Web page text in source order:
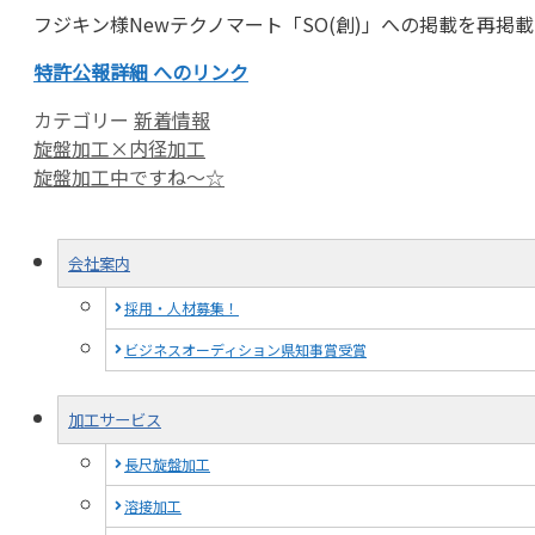
フジキン様Newテクノマート「SO(創)」への掲載を再掲
特許公報詳細 へのリンク
カテゴリー 新着情報
旋盤加工×内径加工
旋盤加工中ですね～☆
会社案内
採用・人材募集！
ビジネスオーディション県知事賞受賞
加工サービス
長尺旋盤加工
溶接加工